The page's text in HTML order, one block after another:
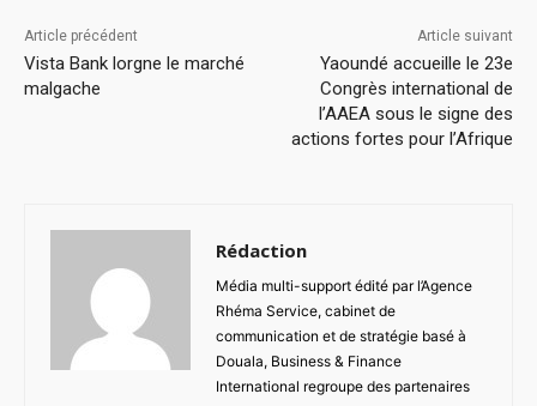
Article précédent
Vista Bank lorgne le marché
malgache
Article suivant
Yaoundé accueille le 23e
Congrès international de
l’AAEA sous le signe des
actions fortes pour l’Afrique
Rédaction
Média multi-support édité par l’Agence
Rhéma Service, cabinet de
communication et de stratégie basé à
Douala, Business & Finance
International regroupe des partenaires